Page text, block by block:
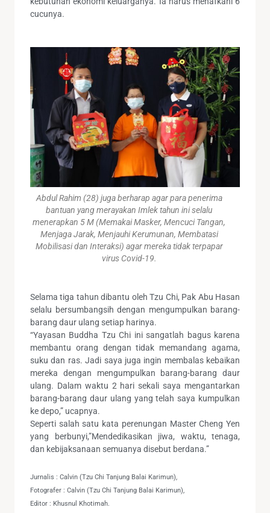
cucunya.
Abdul Rahim (28) juga berharap agar para penerima
bantuan yang merayakan Imlek tahun ini selalu
menerapkan 5 M (Memakai Masker, Mencuci Tangan,
Menjaga Jarak, Menjauhi Kerumunan, Membatasi
Mobilisasi dan Interaksi) agar mereka tidak terpapar
virus Covid-19.
Selama tiga tahun dibantu oleh Tzu Chi, Pak Abu Hasan
selalu bersumbangsih dengan mengumpulkan barang-
barang daur ulang setiap harinya.
“Yayasan Buddha Tzu Chi ini sangatlah bagus karena
membantu orang dengan tidak memandang agama,
suku dan ras. Jadi saya juga ingin membalas kebaikan
mereka dengan mengumpulkan barang-barang daur
ulang. Dalam waktu 2 hari sekali saya mengantarkan
barang-barang daur ulang yang telah saya kumpulkan
ke depo,” ucapnya.
Seperti salah satu kata perenungan Master Cheng Yen
yang berbunyi,”Mendedikasikan jiwa, waktu, tenaga,
dan kebijaksanaan semuanya disebut berdana.”
Jurnalis : Calvin (Tzu Chi Tanjung Balai Karimun),
Fotografer : Calvin (Tzu Chi Tanjung Balai Karimun),
Editor : Khusnul Khotimah.